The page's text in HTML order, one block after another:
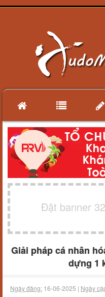
Đặt banner
Giải pháp cá nhân
dựng 1
Ngày đăng: 16-06-2025 | Ngày